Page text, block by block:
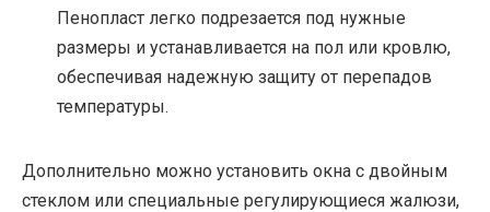
Пенопласт легко подрезается под нужные
размеры и устанавливается на пол или кровлю,
обеспечивая надежную защиту от перепадов
температуры.
Дополнительно можно установить окна с двойным
стеклом или специальные регулирующиеся жалюзи,